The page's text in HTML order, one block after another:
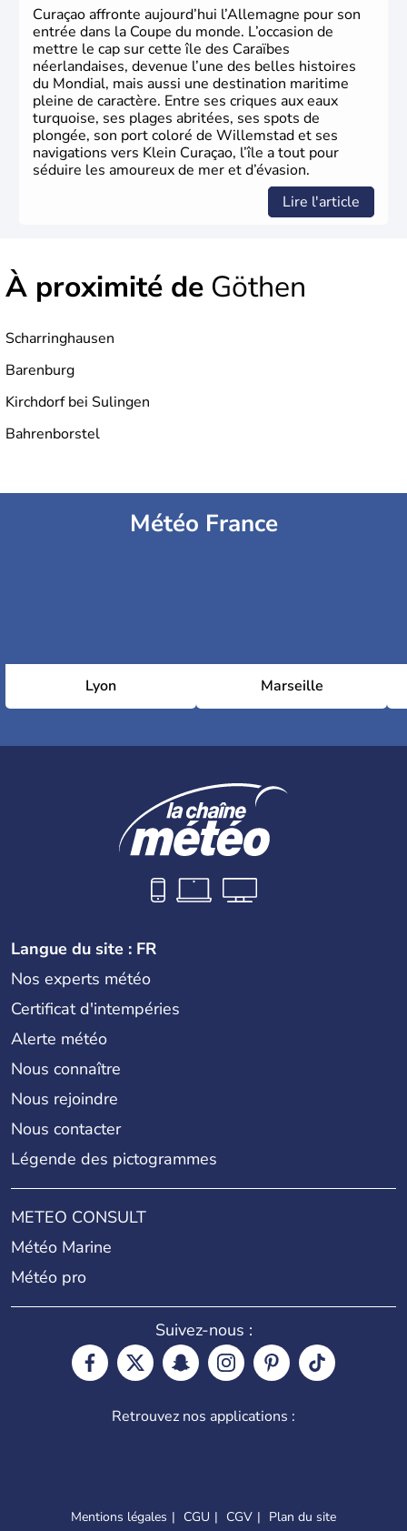
Curaçao affronte aujourd’hui l’Allemagne pour son
entrée dans la Coupe du monde. L’occasion de
mettre le cap sur cette île des Caraïbes
néerlandaises, devenue l’une des belles histoires
du Mondial, mais aussi une destination maritime
pleine de caractère. Entre ses criques aux eaux
turquoise, ses plages abritées, ses spots de
plongée, son port coloré de Willemstad et ses
navigations vers Klein Curaçao, l’île a tout pour
séduire les amoureux de mer et d’évasion.
Lire l'article
À proximité de Göthen
Scharringhausen
Barenburg
Kirchdorf bei Sulingen
Bahrenborstel
Météo France
Lyon Marseille
Langue du site : FR
Nos experts météo
Certificat d'intempéries
Alerte météo
Nous connaître
Nous rejoindre
Nous contacter
Légende des pictogrammes
METEO CONSULT
Météo Marine
Météo pro
Suivez-nous :
Retrouvez nos applications :
Mentions légales CGU CGV Plan du site